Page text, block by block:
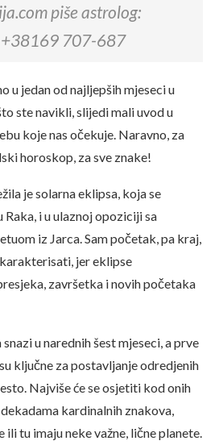
piše astrolog:
+38169 707-687
u jedan od najljepših mjeseci u
ste navikli, slijedi mali uvod u
koje nas očekuje. Naravno, za
horoskop, za sve znake!
je solarna eklipsa, koja se
Raka, i u ulaznoj opoziciji sa
iz Jarca. Sam početak, pa kraj,
jer eklipse
završetka i novih početaka
u narednih šest mjeseci, a prve
ključne za postavljanje odredjenih
Najviše će se osjetiti kod onih
kardinalnih znakova,
ili tu imaju neke važne, lične planete.